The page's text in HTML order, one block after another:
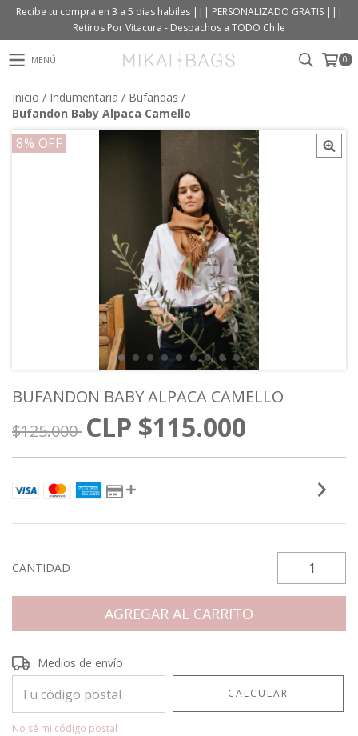
Recibe tu compra en 3 a 5 dias habiles ||| PERSONALIZADO GRATIS |||
Retiros Por Vitacura - Despachos a TODO Chile
MENÚ 0
Inicio / Indumentaria / Bufandas /
Bufandon Baby Alpaca Camello
8% OFF
BUFANDON BABY ALPACA CAMELLO
$125.000
$115.000
CANTIDAD
Entregas para el CP:
Medios de envío
CALCULAR
No sé mi código postal